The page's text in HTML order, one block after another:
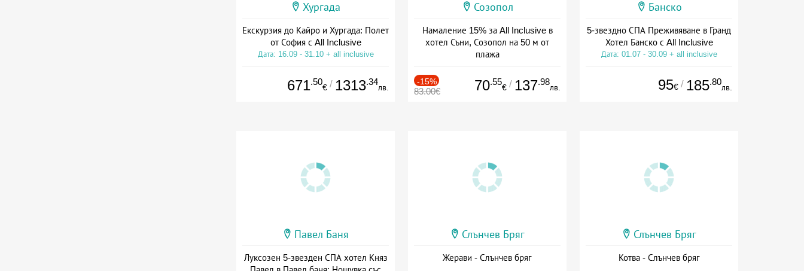
Хургада
Екскурзия до Кайро и Хургада: Полет
от София с All Inclusive
Дата: 16.09 - 31.10 + all inclusive
671.50
€ / 1313.34
лв.
Созопол
Намаление 15% за All Inclusive в
хотел Съни, Созопол на 50 м от
плажа
-15%
83.00€ 70.55
€ / 137.98
лв.
Банско
5-звездно СПА Преживяване в Гранд
Хотел Банско с All Inclusive
Дата: 01.07 - 30.09 + all inclusive
95€ / 185.80
лв.
Павел Баня
Луксозен 5-звезден СПА хотел Княз
Слънчев Бряг
Жерави - Слънчев бряг
Слънчев Бряг
Котва - Слънчев бряг